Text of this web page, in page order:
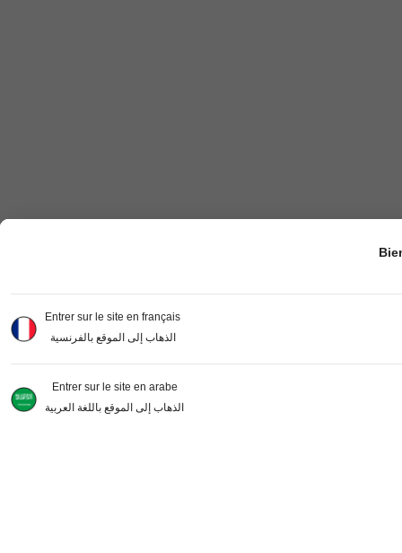
Entrer sur le site en français
الذهاب إلى الموقع بالفرنسية
Entrer sur le site en arabe
الذهاب إلى الموقع باللغة العربية